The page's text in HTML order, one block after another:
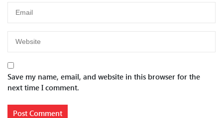
Save my name, email, and website in this browser for the
next time I comment.